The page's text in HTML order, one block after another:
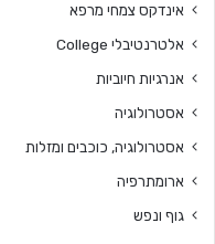
אינדקס צמחי מרפא
אלטרנטיבלי College
אנרגיות חיוביות
אסטרולוגיה
אסטרולוגיה, כוכבים ומזלות
ארומתרפיה
גוף ונפש